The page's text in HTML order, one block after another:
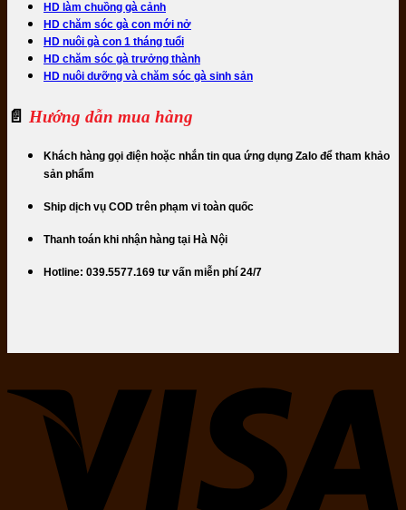
HD làm chuồng gà cảnh
HD chăm sóc gà con mới nở
HD nuôi gà con 1 tháng tuổi
HD chăm sóc gà trưởng thành
HD nuôi dưỡng và chăm sóc gà sinh sản
📄 Hướng dẫn mua hàng
Khách hàng gọi điện hoặc nhắn tin qua ứng dụng Zalo để tham khảo
sản phẩm
Ship dịch vụ COD trên phạm vi toàn quốc
Thanh toán khi nhận hàng tại Hà Nội
Hotline: 039.5577.169 tư vấn miễn phí 24/7